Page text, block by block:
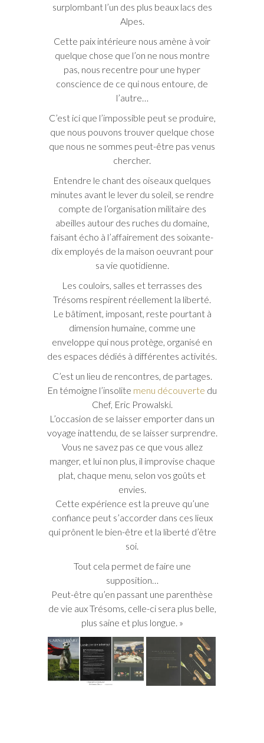
surplombant l’un des plus beaux lacs des
Alpes.
Cette paix intérieure nous amène à voir
quelque chose que l’on ne nous montre
pas, nous recentre pour une hyper
conscience de ce qui nous entoure, de
l’autre…
C’est ici que l’impossible peut se produire,
que nous pouvons trouver quelque chose
que nous ne sommes peut-être pas venus
chercher.
Entendre le chant des oiseaux quelques
minutes avant le lever du soleil, se rendre
compte de l’organisation militaire des
abeilles autour des ruches du domaine,
faisant écho à l’affairement des soixante-
dix employés de la maison oeuvrant pour
sa vie quotidienne.
Les couloirs, salles et terrasses des
Trésoms respirent réellement la liberté.
Le bâtiment, imposant, reste pourtant à
dimension humaine, comme une
enveloppe qui nous protège, organisé en
des espaces dédiés à différentes activités.
C’est un lieu de rencontres, de partages.
En témoigne l’insolite menu découverte du
Chef, Eric Prowalski.
L’occasion de se laisser emporter dans un
voyage inattendu, de se laisser surprendre.
Vous ne savez pas ce que vous allez
manger, et lui non plus, il improvise chaque
plat, chaque menu, selon vos goûts et
envies.
Cette expérience est la preuve qu’une
confiance peut s’accorder dans ces lieux
qui prônent le bien-être et la liberté d’être
soi.
Tout cela permet de faire une
supposition…
Peut-être qu’en passant une parenthèse
de vie aux Trésoms, celle-ci sera plus belle,
plus saine et plus longue. »